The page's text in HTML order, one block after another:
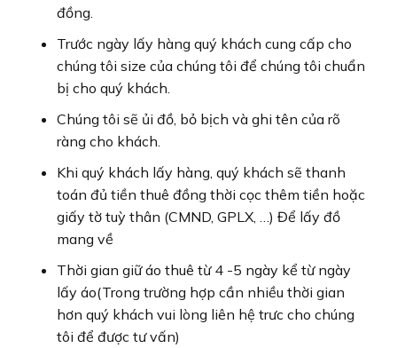
đồng.
Trước ngày lấy hàng quý khách cung cấp cho
chúng tôi size của chúng tôi để chúng tôi chuẩn
bị cho quý khách.
Chúng tôi sẽ ủi đồ, bỏ bịch và ghi tên của rõ
ràng cho khách.
Khi quý khách lấy hàng, quý khách sẽ thanh
toán đủ tiền thuê đồng thời cọc thêm tiền hoặc
giấy tờ tuỳ thân (CMND, GPLX, …) Để lấy đồ
mang về
Thời gian giữ áo thuê từ 4 -5 ngày kể từ ngày
lấy áo(Trong trường hợp cần nhiều thời gian
hơn quý khách vui lòng liên hệ trưc cho chúng
tôi để được tư vấn)